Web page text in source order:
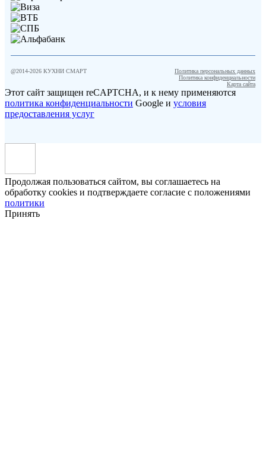
@2014-2026 КУХНИ СМАРТ
Политика персональных данных
Политика конфиденциальности
Карта сайта
Этот сайт защищен reCAPTCHA, и к нему применяются
политика конфиденциальности Google и условия
предоставления услуг
Продолжая пользоваться сайтом, вы соглашаетесь на
обработку cookies и подтверждаете согласие с положениями
политики
Принять